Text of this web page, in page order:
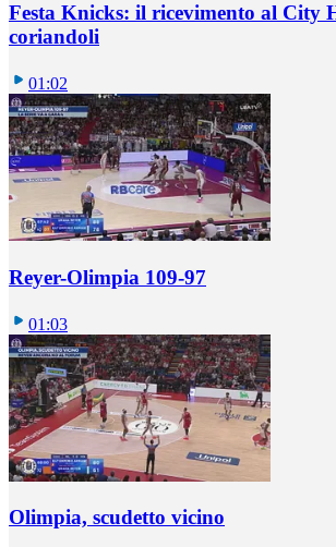
Festa Knicks: il ricevimento al City
coriandoli
01:02
Reyer-Olimpia 109-97
01:03
Olimpia, scudetto vicino